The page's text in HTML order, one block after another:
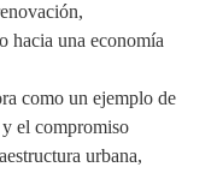
hacia una economía
como un ejemplo de
el compromiso
urbana,